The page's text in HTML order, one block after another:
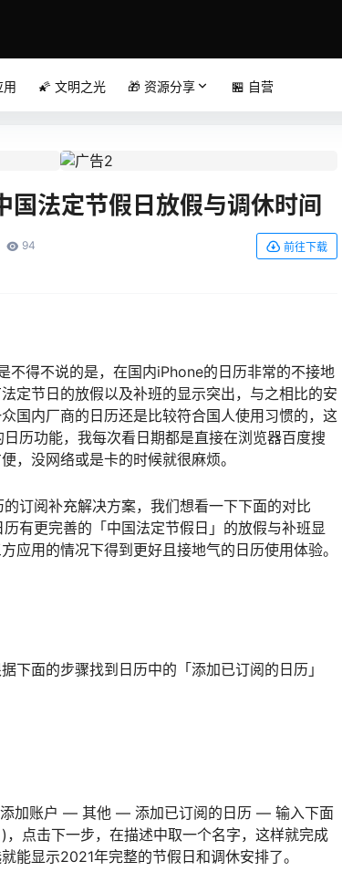
用 🌠 文明之光 🎁 资源分享 🏪 自营
法定节假日放假与调休时间
94 前往下载
不得不说的是，在国内iPhone的日历非常的不接地
定节日的放假以及补班的显示突出，与之相比的安
国内厂商的日历还是比较符合国人使用习惯的，这
历功能，我每次看日期都是直接在浏览器百度搜
，没网络或是卡的时候就很麻烦。
订阅补充解决方案，我们想看一下下面的对比
有更完善的「中国法定节假日」的放假与补班显
应用的情况下得到更好且接地气的日历使用体验。
下面的步骤找到日历中的「添加已订阅的日历」
加账户 — 其他 — 添加已订阅的日历 — 输入下面
点击下一步，在描述中取一个名字，这样就完成
能显示2021年完整的节假日和调休安排了。